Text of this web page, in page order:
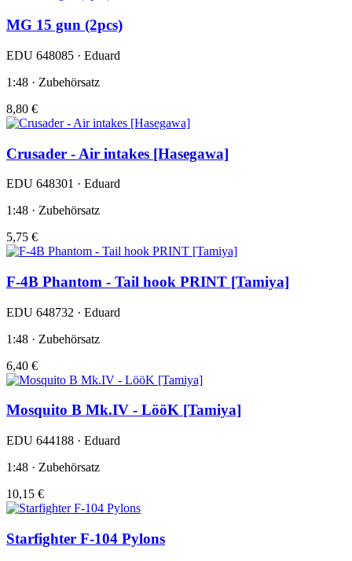
MG 15 gun (2pcs)
EDU 648085 · Eduard
1:48 · Zubehörsatz
8,80 €
Crusader - Air intakes [Hasegawa]
EDU 648301 · Eduard
1:48 · Zubehörsatz
5,75 €
F-4B Phantom - Tail hook PRINT [Tamiya]
EDU 648732 · Eduard
1:48 · Zubehörsatz
6,40 €
Mosquito B Mk.IV - LööK [Tamiya]
EDU 644188 · Eduard
1:48 · Zubehörsatz
10,15 €
Starfighter F-104 Pylons